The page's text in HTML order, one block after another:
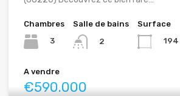
Chambres
3
Salle de bains
2
Surface
194
A vendre
€590.000